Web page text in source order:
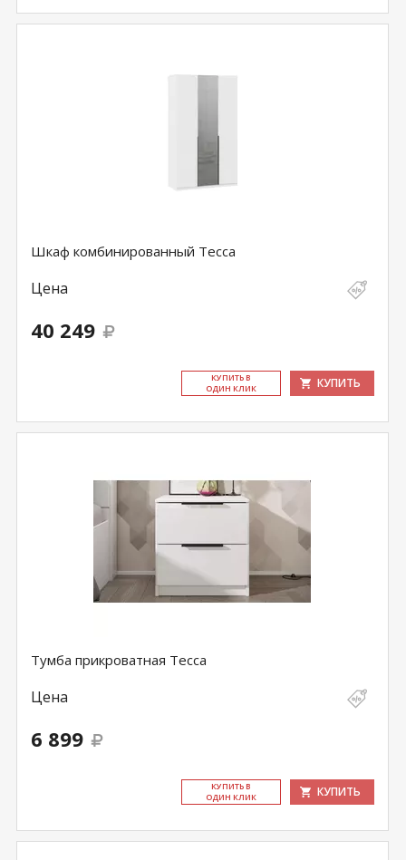
Шкаф комбинированный Тесса
Цена
40 249
КУ­ПИТЬ В
ОДИН КЛИК
КУПИТЬ
Тумба прикроватная Тесса
Цена
6 899
КУ­ПИТЬ В
ОДИН КЛИК
КУПИТЬ